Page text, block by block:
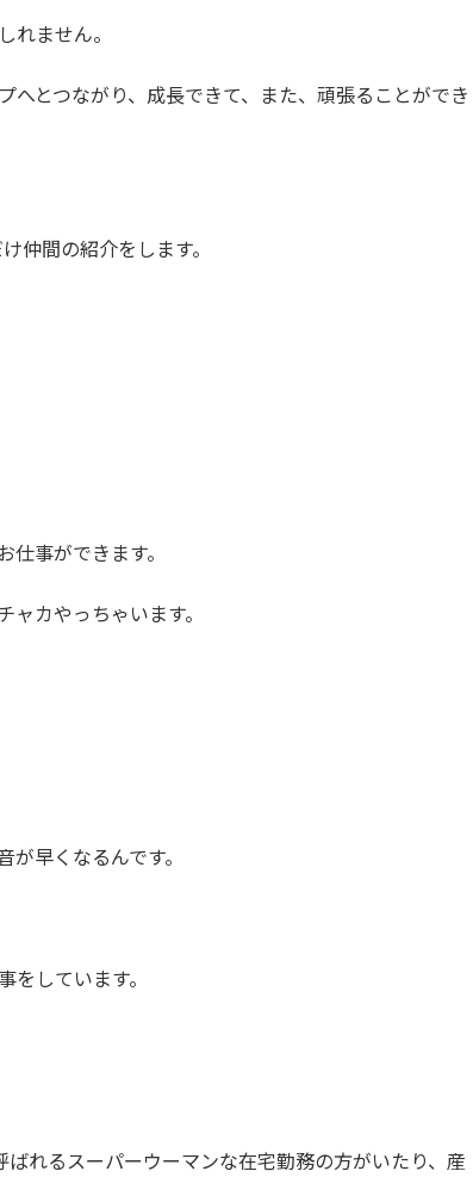
れません。
へとつながり、成長できて、また、頑張ることができ
仲間の紹介をします。
事ができます。
カやっちゃいます。
早くなるんです。
をしています。
れるスーパーウーマンな在宅勤務の方がいたり、産